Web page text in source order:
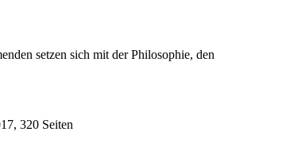
setzen sich mit der Philosophie, den
320 Seiten